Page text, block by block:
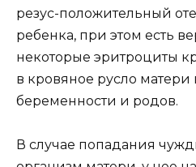
резус-положительный
ребенка, при этом есть
некоторые эритроциты
в кровяное русло матери
беременности и родов.
В случае попадания